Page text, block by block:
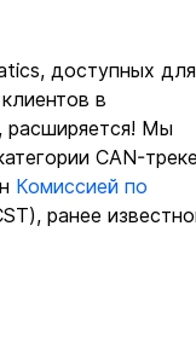
доступных
в
расширяется! Мы
CAN-
Комиссией по
ранее